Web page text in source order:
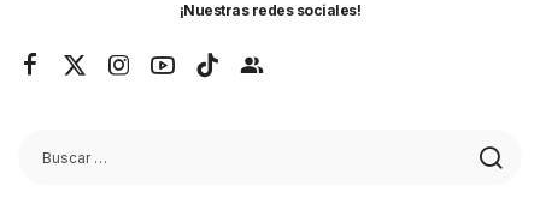
¡Nuestras redes sociales!